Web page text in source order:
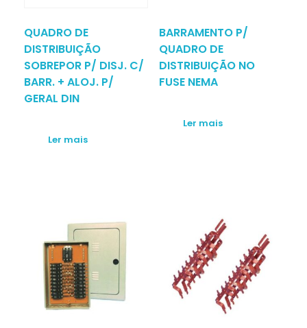
QUADRO DE
DISTRIBUIÇÃO
SOBREPOR P/ DISJ. C/
BARR. + ALOJ. P/
GERAL DIN
Ler mais
BARRAMENTO P/
QUADRO DE
DISTRIBUIÇÃO NO
FUSE NEMA
Ler mais